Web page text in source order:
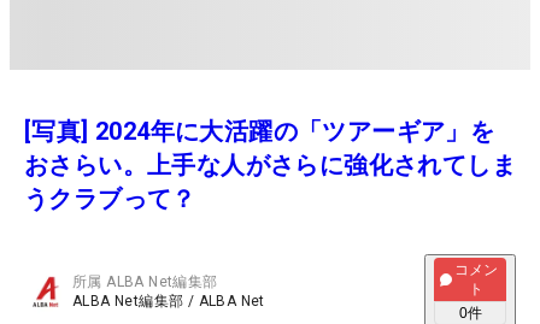
[写真] 2024年に大活躍の「ツアーギア」を
おさらい。上手な人がさらに強化されてしま
うクラブって？
所属ALBA Net編集部
ALBA Net編集部 / ALBA Net
コメン
ト
0件